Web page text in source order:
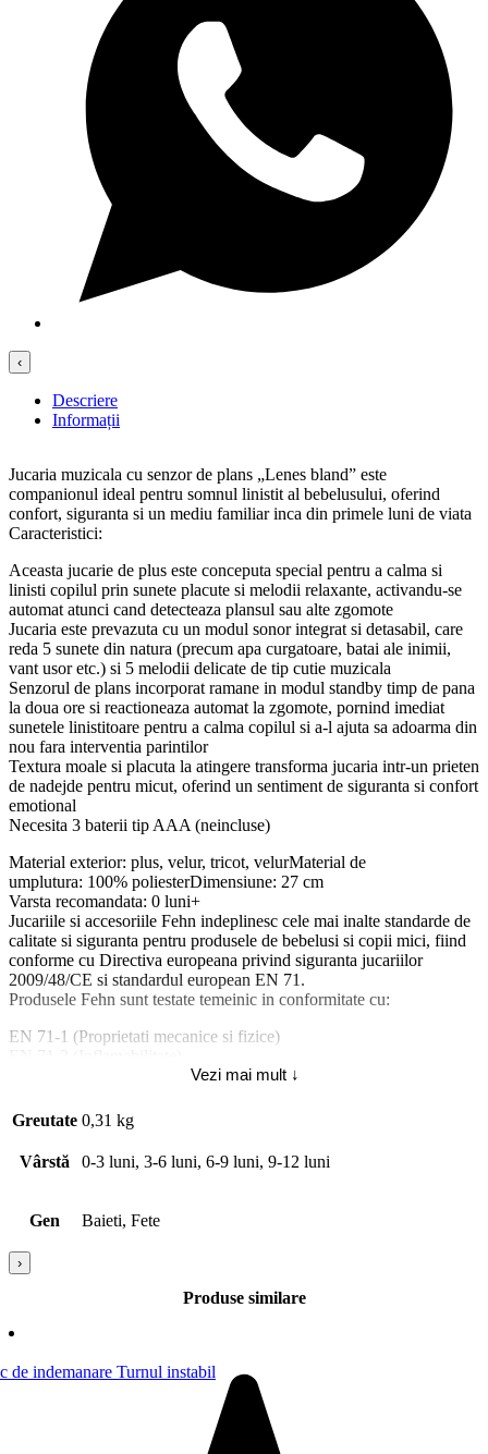
‹
Descriere
Informații
Jucaria muzicala cu senzor de plans „Lenes bland” este
companionul ideal pentru somnul linistit al bebelusului, oferind
confort, siguranta si un mediu familiar inca din primele luni de viata
Caracteristici:
Aceasta jucarie de plus este conceputa special pentru a calma si
linisti copilul prin sunete placute si melodii relaxante, activandu-se
automat atunci cand detecteaza plansul sau alte zgomote
Jucaria este prevazuta cu un modul sonor integrat si detasabil, care
reda 5 sunete din natura (precum apa curgatoare, batai ale inimii,
vant usor etc.) si 5 melodii delicate de tip cutie muzicala
Senzorul de plans incorporat ramane in modul standby timp de pana
la doua ore si reactioneaza automat la zgomote, pornind imediat
sunetele linistitoare pentru a calma copilul si a-l ajuta sa adoarma din
nou fara interventia parintilor
Textura moale si placuta la atingere transforma jucaria intr-un prieten
de nadejde pentru micut, oferind un sentiment de siguranta si confort
emotional
Necesita 3 baterii tip AAA (neincluse)
Material exterior: plus, velur, tricot, velurMaterial de
umplutura: 100% poliesterDimensiune: 27 cm
Varsta recomandata: 0 luni+
Jucariile si accesoriile Fehn indeplinesc cele mai inalte standarde de
calitate si siguranta pentru produsele de bebelusi si copii mici, fiind
conforme cu Directiva europeana privind siguranta jucariilor
2009/48/CE si standardul european EN 71.
Produsele Fehn sunt testate temeinic in conformitate cu:
EN 71-1 (Proprietati mecanice si fizice)
EN 71-3 (Migrarea anumitor elemente)
Atentie! Nu lasati ambalajele jucariilor/produselor la indemana
copiilor. Indepartati orice ambalaj al jucariei/produsului inainte de a
da jucaria/produsul copilului. Va rugam sa supravegheati copilul in
etichetele pentru referinte viitoare. Pastrati jucaria/produsul departe
de foc, feriti jucaria/produsul de temperaturi ridicate si umiditate.
Vezi mai mult ↓
Greutate 0,31 kg
Vârstă 0-3 luni, 3-6 luni, 6-9 luni, 9-12 luni
Gen Baieti, Fete
›
Produse similare